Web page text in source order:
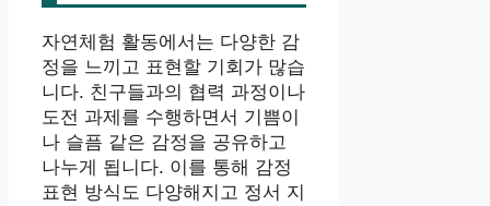
자연체험 활동에서는 다양한 감
정을 느끼고 표현할 기회가 많습
니다. 친구들과의 협력 과정이나
도전 과제를 수행하면서 기쁨이
나 슬픔 같은 감정을 공유하고
나누게 됩니다. 이를 통해 감정
표현 방식도 다양해지고 정서 지